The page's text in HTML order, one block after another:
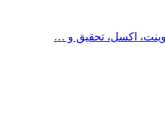
اکسل، تحقیق و …